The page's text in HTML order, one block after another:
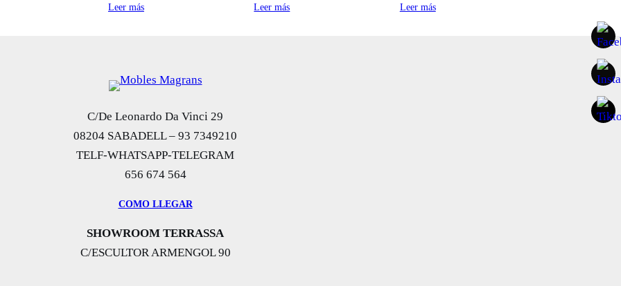
Leer más Leer más Leer más
C/De Leonardo Da Vinci 29
08204 SABADELL – 93 7349210
TELF-WHATSAPP-TELEGRAM
656 674 564
COMO LLEGAR
SHOWROOM TERRASSA
C/ESCULTOR ARMENGOL 90